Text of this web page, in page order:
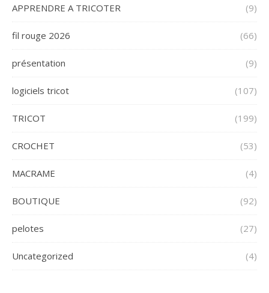
APPRENDRE A TRICOTER (9)
fil rouge 2026 (66)
présentation (9)
logiciels tricot (107)
TRICOT (199)
CROCHET (53)
MACRAME (4)
BOUTIQUE (92)
pelotes (27)
Uncategorized (4)